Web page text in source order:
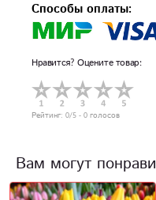
Способы оплаты:
Нравится? Оцените товар:
Рейтинг: 0/5 - 0 голосов
Вам могут